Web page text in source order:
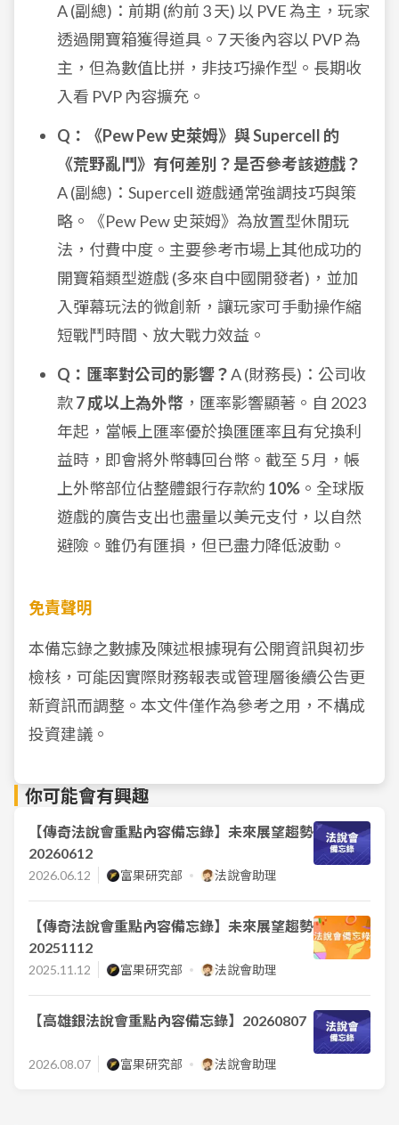
A (副總)：前期 (約前 3 天) 以 PVE 為主，玩家
透過開寶箱獲得道具。7 天後內容以 PVP 為
主，但為數值比拼，非技巧操作型。長期收
入看 PVP 內容擴充。
Q：《Pew Pew 史萊姆》與 Supercell 的
《荒野亂鬥》有何差別？是否參考該遊戲？
A (副總)：Supercell 遊戲通常強調技巧與策
略。《Pew Pew 史萊姆》為放置型休閒玩
法，付費中度。主要參考市場上其他成功的
開寶箱類型遊戲 (多來自中國開發者)，並加
入彈幕玩法的微創新，讓玩家可手動操作縮
短戰鬥時間、放大戰力效益。
Q：匯率對公司的影響？A (財務長)：公司收
款7 成以上為外幣 ，匯率影響顯著。自 2023
年起，當帳上匯率優於換匯匯率且有兌換利
益時，即會將外幣轉回台幣。截至 5 月，帳
上外幣部位佔整體銀行存款約 10% 。全球版
遊戲的廣告支出也盡量以美元支付，以自然
避險。雖仍有匯損，但已盡力降低波動。
免責聲明
本備忘錄之數據及陳述根據現有公開資訊與初步
檢核，可能因實際財務報表或管理層後續公告更
新資訊而調整。本文件僅作為參考之用，不構成
投資建議。
你可能會有興趣
【傳奇法說會重點內容備忘錄】未來展望趨勢
20260612
2026.06.12 富果研究部 法說會助理
【傳奇法說會重點內容備忘錄】未來展望趨勢
20251112
2025.11.12 富果研究部 法說會助理
【高雄銀法說會重點內容備忘錄】20260807
2026.08.07 富果研究部 法說會助理